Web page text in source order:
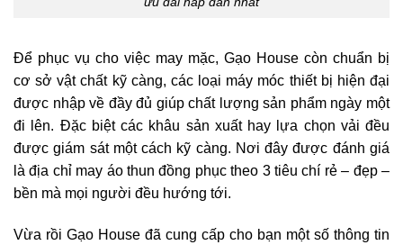
Để phục vụ cho việc may mặc, Gạo House còn chuẩn bị
cơ sở vật chất kỹ càng, các loại máy móc thiết bị hiện đại
được nhập về đầy đủ giúp chất lượng sản phẩm ngày một
đi lên. Đặc biệt các khâu sản xuất hay lựa chọn vải đều
được giám sát một cách kỹ càng. Nơi đây được đánh giá
là địa chỉ may áo thun đồng phục theo 3 tiêu chí rẻ – đẹp –
bền mà mọi người đều hướng tới.
Vừa rồi Gạo House đã cung cấp cho bạn một số thông tin